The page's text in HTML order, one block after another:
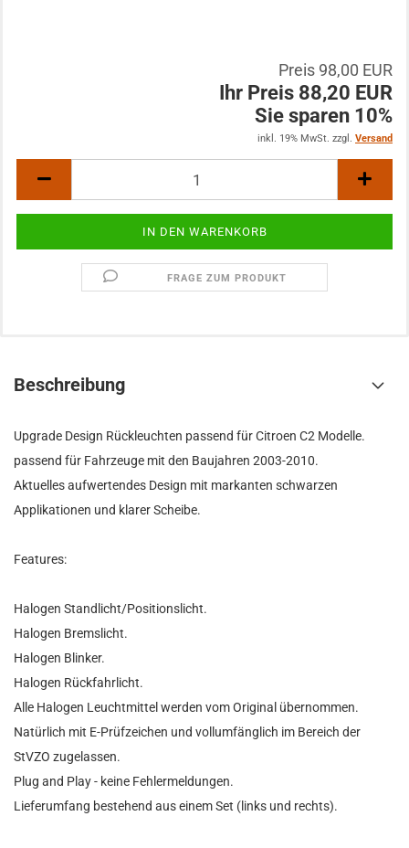
Preis 98,00 EUR
Ihr Preis 88,20 EUR
Sie sparen 10%
inkl. 19% MwSt. zzgl. Versand
FRAGE ZUM PRODUKT
Beschreibung
Upgrade Design Rückleuchten passend für Citroen C2 Modelle.
passend für Fahrzeuge mit den Baujahren 2003-2010.
Aktuelles aufwertendes Design mit markanten schwarzen
Applikationen und klarer Scheibe.
Features:
Halogen Standlicht/Positionslicht.
Halogen Bremslicht.
Halogen Blinker.
Halogen Rückfahrlicht.
Alle Halogen Leuchtmittel werden vom Original übernommen.
Natürlich mit E-Prüfzeichen und vollumfänglich im Bereich der
StVZO zugelassen.
Plug and Play - keine Fehlermeldungen.
Lieferumfang bestehend aus einem Set (links und rechts).